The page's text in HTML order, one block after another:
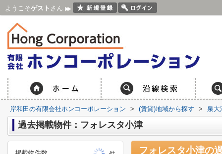
ようこそゲスト さん
岸和田の有限会社ホンコーポレーション > (賃貸)地域から探す > 泉大
過去掲載物件：フォレスタ小津
フォレスタ小津の